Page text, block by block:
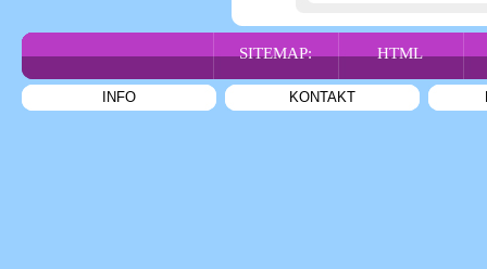
SITEMAP: HTML
INFO KONTAKT